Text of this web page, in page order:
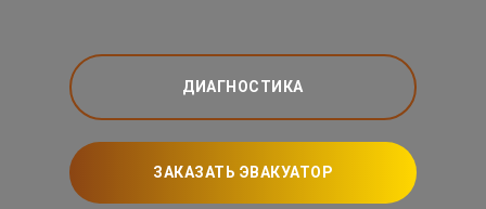
ДИАГНОСТИКА
ЗАКАЗАТЬ ЭВАКУАТОР